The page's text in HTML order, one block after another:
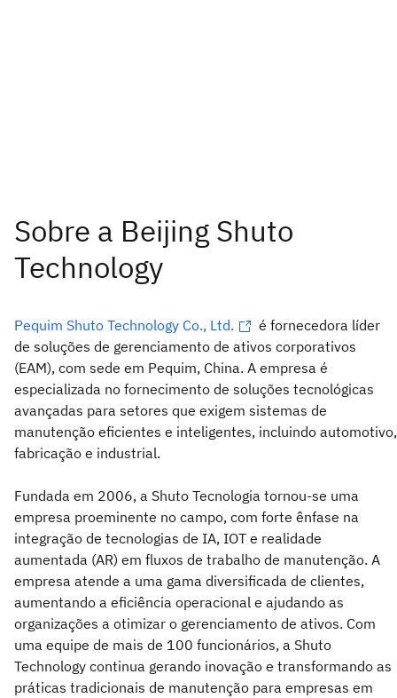
Pequim Shuto Technology Co., Ltd.
é fornecedora líder
de soluções de gerenciamento de ativos corporativos
(EAM), com sede em Pequim, China. A empresa é
especializada no fornecimento de soluções tecnológicas
avançadas para setores que exigem sistemas de
manutenção eficientes e inteligentes, incluindo automotivo,
fabricação e industrial.
Fundada em 2006, a Shuto Tecnologia tornou-se uma
empresa proeminente no campo, com forte ênfase na
integração de tecnologias de IA, IOT e realidade
aumentada (AR) em fluxos de trabalho de manutenção. A
empresa atende a uma gama diversificada de clientes,
aumentando a eficiência operacional e ajudando as
organizações a otimizar o gerenciamento de ativos. Com
uma equipe de mais de 100 funcionários, a Shuto
Technology continua gerando inovação e transformando as
práticas tradicionais de manutenção para empresas em